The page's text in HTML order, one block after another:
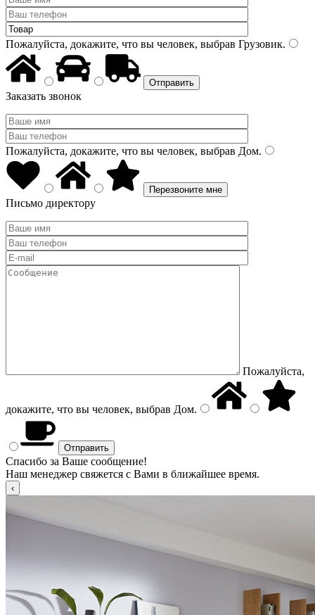
Пожалуйста, докажите, что вы человек, выбрав Грузовик.
Заказать звонок
Пожалуйста, докажите, что вы человек, выбрав Дом.
Письмо директору
Пожалуйста,
докажите, что вы человек, выбрав Дом.
Спасибо за Ваше сообщение!
Наш менеджер свяжется с Вами в ближайшее время.